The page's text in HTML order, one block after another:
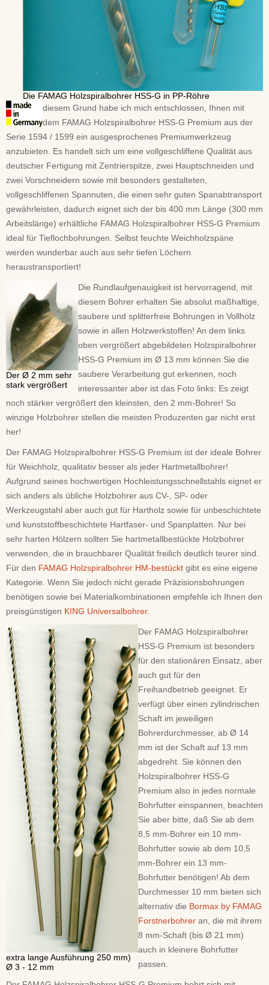
Die FAMAG Holzspiralbohrer HSS-G in PP-Röhre
diesem Grund habe ich mich entschlossen, Ihnen mit
dem FAMAG Holzspiralbohrer HSS-G Premium aus der
Serie 1594 / 1599 ein ausgesprochenes Premiumwerkzeug
anzubieten. Es handelt sich um eine vollgeschliffene Qualität aus
deutscher Fertigung mit Zentrierspitze, zwei Hauptschneiden und
zwei Vorschneidern sowie mit besonders gestalteten,
vollgeschliffenen Spannuten, die einen sehr guten Spanabtransport
gewährleisten, dadurch eignet sich der bis 400 mm Länge (300 mm
Arbeitslänge) erhältliche FAMAG Holzspiralbohrer HSS-G Premium
ideal für Tieflochbohrungen. Selbst feuchte Weichholzspäne
werden wunderbar auch aus sehr tiefen Löchern
heraustransportiert!
Der Ø 2 mm sehr
stark vergrößert
Die Rundlaufgenauigkeit ist hervorragend, mit
diesem Bohrer erhalten Sie absolut maßhaltige,
saubere und splitterfreie Bohrungen in Vollholz
sowie in allen Holzwerkstoffen! An dem links
oben vergrößert abgebildeten Holzspiralbohrer
HSS-G Premium im Ø 13 mm können Sie die
saubere Verarbeitung gut erkennen, noch
interessanter aber ist das Foto links: Es zeigt
noch stärker vergrößert den kleinsten, den 2 mm-Bohrer! So
winzige Holzbohrer stellen die meisten Produzenten gar nicht erst
her!
Der FAMAG Holzspiralbohrer HSS-G Premium ist der ideale Bohrer
für Weichholz, qualitativ besser als jeder Hartmetallbohrer!
Aufgrund seines hochwertigen Hochleistungsschnellstahls eignet er
sich anders als übliche Holzbohrer aus CV-, SP- oder
Werkzeugstahl aber auch gut für Hartholz sowie für unbeschichtete
und kunststoffbeschichtete Hartfaser- und Spanplatten. Nur bei
sehr harten Hölzern sollten Sie hartmetallbestückte Holzbohrer
verwenden, die in brauchbarer Qualität freilich deutlich teurer sind.
Für den FAMAG Holzspiralbohrer HM-bestückt gibt es eine eigene
Kategorie. Wenn Sie jedoch nicht gerade Präzisionsbohrungen
benötigen sowie bei Materialkombinationen empfehle ich Ihnen den
preisgünstigen KING Universalbohrer.
extra lange Ausführung 250 mm)
Ø 3 - 12 mm
Der FAMAG Holzspiralbohrer
HSS-G Premium ist besonders
für den stationären Einsatz, aber
auch gut für den
Freihandbetrieb geeignet. Er
verfügt über einen zylindrischen
Schaft im jeweiligen
Bohrerdurchmesser, ab Ø 14
mm ist der Schaft auf 13 mm
abgedreht. Sie können den
Holzspiralbohrer HSS-G
Premium also in jedes normale
Bohrfutter einspannen, beachten
Sie aber bitte, daß Sie ab dem
8,5 mm-Bohrer ein 10 mm-
Bohrfutter sowie ab dem 10,5
mm-Bohrer ein 13 mm-
Bohrfutter benötigen! Ab dem
Durchmesser 10 mm bieten sich
alternativ die Bormax by FAMAG
Forstnerbohrer an, die mit ihrem
8 mm-Schaft (bis Ø 21 mm)
auch in kleinere Bohrfutter
passen.